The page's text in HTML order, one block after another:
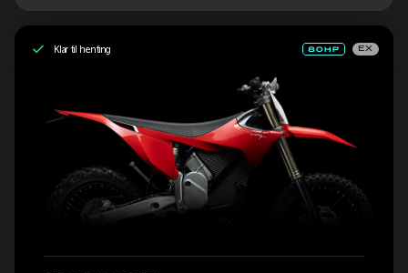
Klar til henting EX